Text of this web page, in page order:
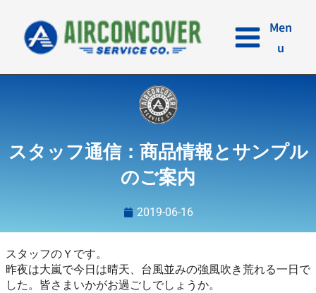
キ
Men
u
スタッフ通信：商品情報とサンプル
のご案内
2019-06-16
スタッフのＹです。
昨夜は大嵐で今日は晴天、台風並みの強風吹き荒れる一日で
した。皆さまいかがお過ごしでしょうか。